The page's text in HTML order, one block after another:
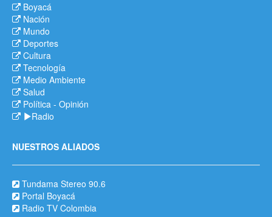
Boyacá
Nación
Mundo
Deportes
Cultura
Tecnología
Medio Ambiente
Salud
Política - Opinión
Radio
NUESTROS ALIADOS
Tundama Stereo 90.6
Portal Boyacá
Radio TV Colombia